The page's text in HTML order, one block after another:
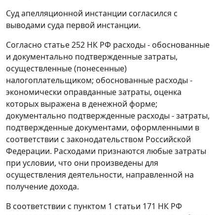
Суд апелляционной инстанции согласился с
выводами суда первой инстанции.
Согласно статье 252 НК РФ расходы - обоснованные
и документально подтвержденные затраты,
осуществленные (понесенные)
налогоплательщиком; обоснованные расходы -
экономически оправданные затраты, оценка
которых выражена в денежной форме;
документально подтвержденные расходы - затраты,
подтвержденные документами, оформленными в
соответствии с законодательством Российской
Федерации. Расходами признаются любые затраты
при условии, что они произведены для
осуществления деятельности, направленной на
получение дохода.
В соответствии с пунктом 1 статьи 171 НК РФ